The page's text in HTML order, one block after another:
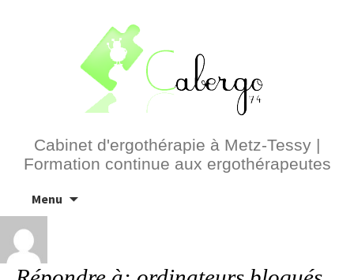
Cabinet d'ergothérapie à Metz-Tessy |
Formation continue aux ergothérapeutes
Menu
au